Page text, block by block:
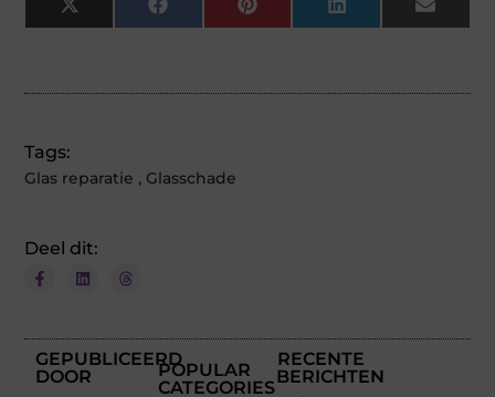
X
(Twitter)
FacebookPinterestLinkedInEmail
Tags:
Glas reparatie , Glasschade
Deel dit:
GEPUBLICEERD
DOOR
POPULAR
CATEGORIES
RECENTE
BERICHTEN